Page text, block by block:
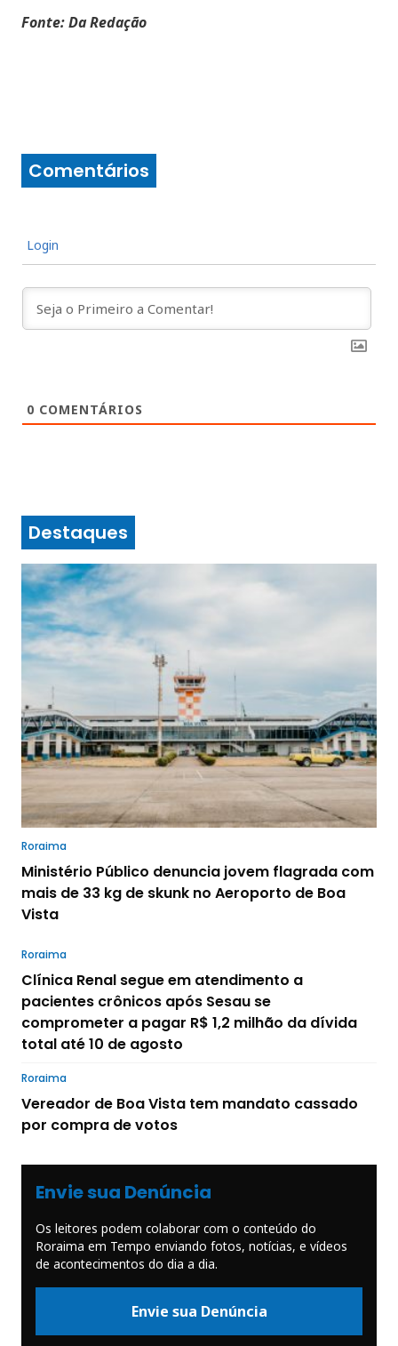
Fonte: Da Redação
Comentários
Login
0 COMENTÁRIOS
Destaques
Roraima
Ministério Público denuncia jovem flagrada com
mais de 33 kg de skunk no Aeroporto de Boa
Vista
Roraima
Clínica Renal segue em atendimento a
pacientes crônicos após Sesau se
comprometer a pagar R$ 1,2 milhão da dívida
total até 10 de agosto
Roraima
Vereador de Boa Vista tem mandato cassado
por compra de votos
Envie sua Denúncia
Os leitores podem colaborar com o conteúdo do
Roraima em Tempo enviando fotos, notícias, e vídeos
de acontecimentos do dia a dia.
Envie sua Denúncia